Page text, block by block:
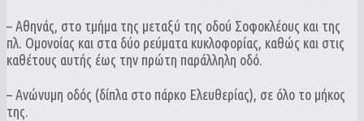
– Αθηνάς, στο τμήμα της μεταξύ της οδού Σοφοκλέους και της
πλ. Ομονοίας και στα δύο ρεύματα κυκλοφορίας, καθώς και στις
καθέτους αυτής έως την πρώτη παράλληλη οδό.
– Ανώνυμη οδός (δίπλα στο πάρκο Ελευθερίας), σε όλο το μήκος
της.